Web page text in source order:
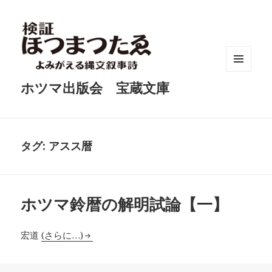
ホツマ出版会 宝蔵文庫
タグ: アスス暦
ホツマ鈴暦の解明試論【一】
宏道(さらに…)